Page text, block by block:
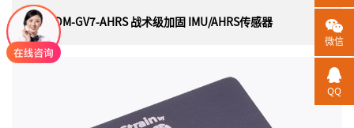
HBK 3DM-GV7-AHRS 战术级加固 IMU/AHRS传感器
HBK 3DM-GV7-AHRS 战术级加固 IMU/AHRS传感
微信
QQ